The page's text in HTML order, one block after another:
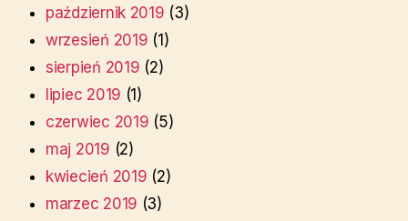
październik 2019 (3)
wrzesień 2019 (1)
sierpień 2019 (2)
lipiec 2019 (1)
czerwiec 2019 (5)
maj 2019 (2)
kwiecień 2019 (2)
marzec 2019 (3)